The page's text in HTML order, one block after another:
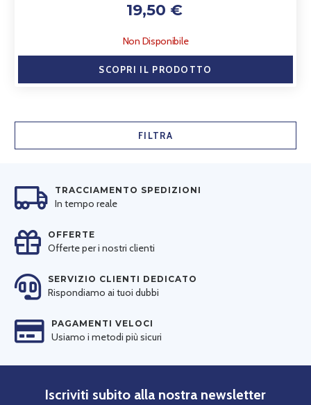
19,50 €
Non Disponibile
SCOPRI IL PRODOTTO
FILTRA
TRACCIAMENTO SPEDIZIONI
In tempo reale
OFFERTE
Offerte per i nostri clienti
SERVIZIO CLIENTI DEDICATO
Rispondiamo ai tuoi dubbi
PAGAMENTI VELOCI
Usiamo i metodi più sicuri
Iscriviti subito alla nostra newsletter